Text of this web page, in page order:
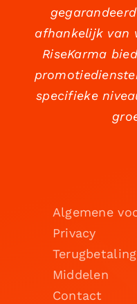
afhankelijk van
RiseKarma
specifieke
Algemene
Privacy
Middelen
Contact